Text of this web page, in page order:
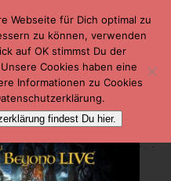
Webseite für Dich optimal zu
zu können, verwenden
auf OK stimmst Du der
Cookies haben eine
Informationen zu Cookies
findest Du hier.